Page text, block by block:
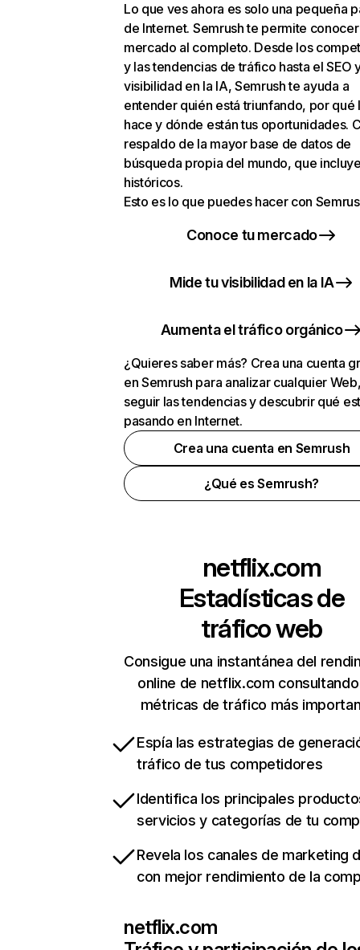
Lo que ves ahora es solo una pequeña
de Internet. Semrush te permite
mercado al completo. Desde los
y las tendencias de tráfico hasta el SEO
visibilidad en la IA, Semrush te ayuda a
entender quién está triunfando, por qué
hace y dónde están tus oportunidades.
respaldo de la mayor base de datos de
búsqueda propia del mundo, que
históricos.
Esto es lo que puedes hacer con
Conoce tu mercado
Mide tu visibilidad en la IA
Aumenta el tráfico orgánico
¿Quieres saber más? Crea una cuenta
en Semrush para analizar cualquier
seguir las tendencias y descubrir qué
pasando en Internet.
Crea una cuenta en Semrush
¿Qué es Semrush?
netflix.com
Estadísticas de
tráfico web
Consigue una instantánea del
online de netflix.com
métricas de tráfico más
Espía las estrategias de
tráfico de tus competidores
Identifica los principales
servicios y categorías de tu
Revela los canales de marketing
con mejor rendimiento de la
netflix.com